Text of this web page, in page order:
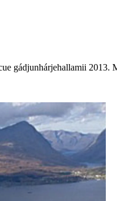
gádjunhárjehallamii